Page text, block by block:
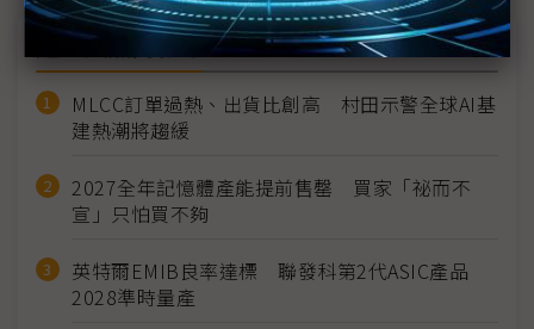
近７天熱門報導
MLCC訂單過熱、出貨比創高 村田示警全球AI基
建熱潮將趨緩
2027全年記憶體產能提前售罄 買家「祕而不
宣」只怕買不夠
英特爾EMIB良率達標 聯發科第2代ASIC產品
2028準時量產